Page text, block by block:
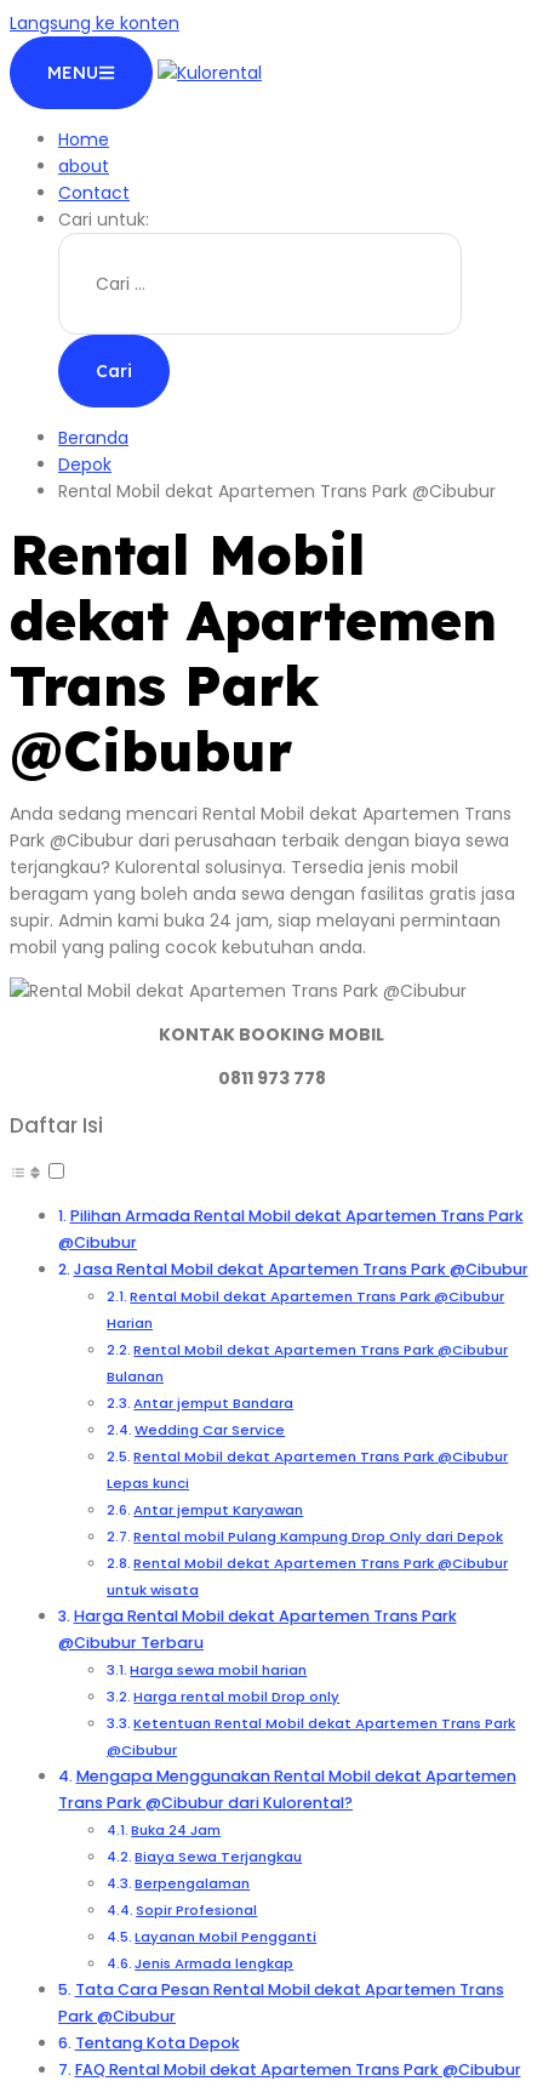
Langsung ke konten
MENU
Home
about
Contact
Cari untuk:
Beranda
Depok
Rental Mobil dekat Apartemen Trans Park @Cibubur
Rental Mobil
dekat Apartemen
Trans Park
@Cibubur
Anda sedang mencari Rental Mobil dekat Apartemen Trans
Park @Cibubur dari perusahaan terbaik dengan biaya sewa
terjangkau? Kulorental solusinya. Tersedia jenis mobil
beragam yang boleh anda sewa dengan fasilitas gratis jasa
supir. Admin kami buka 24 jam, siap melayani permintaan
mobil yang paling cocok kebutuhan anda.
KONTAK BOOKING MOBIL
0811 973 778
Daftar Isi
Pilihan Armada Rental Mobil dekat Apartemen Trans Park
@Cibubur
Jasa Rental Mobil dekat Apartemen Trans Park @Cibubur
Rental Mobil dekat Apartemen Trans Park @Cibubur
Harian
Rental Mobil dekat Apartemen Trans Park @Cibubur
Bulanan
Antar jemput Bandara
Wedding Car Service
Rental Mobil dekat Apartemen Trans Park @Cibubur
Lepas kunci
Antar jemput Karyawan
Rental mobil Pulang Kampung Drop Only dari Depok
Rental Mobil dekat Apartemen Trans Park @Cibubur
untuk wisata
Harga Rental Mobil dekat Apartemen Trans Park
@Cibubur Terbaru
Harga sewa mobil harian
Harga rental mobil Drop only
Ketentuan Rental Mobil dekat Apartemen Trans Park
@Cibubur
Mengapa Menggunakan Rental Mobil dekat Apartemen
Trans Park @Cibubur dari Kulorental?
Buka 24 Jam
Biaya Sewa Terjangkau
Berpengalaman
Sopir Profesional
Layanan Mobil Pengganti
Jenis Armada lengkap
Tata Cara Pesan Rental Mobil dekat Apartemen Trans
Park @Cibubur
Tentang Kota Depok
FAQ Rental Mobil dekat Apartemen Trans Park @Cibubur